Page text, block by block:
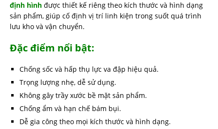
định hình được thiết kế riêng theo kích thước và hình dạng
sản phẩm, giúp cố định vị trí linh kiện trong suốt quá trình
lưu kho và vận chuyển.
Đặc điểm nổi bật:
Chống sốc và hấp thụ lực va đập hiệu quả.
Trọng lượng nhẹ, dễ sử dụng.
Không gây trầy xước bề mặt sản phẩm.
Chống ẩm và hạn chế bám bụi.
Dễ gia công theo mọi kích thước và hình dạng.